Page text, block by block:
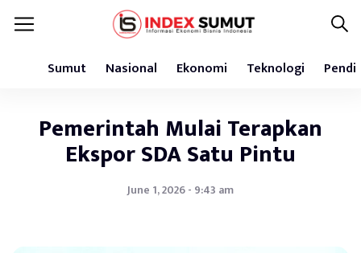
Sumut Nasional Ekonomi Teknologi
Pemerintah Mulai Terapkan
Ekspor SDA Satu Pintu
June 1, 2026 - 9:43 am